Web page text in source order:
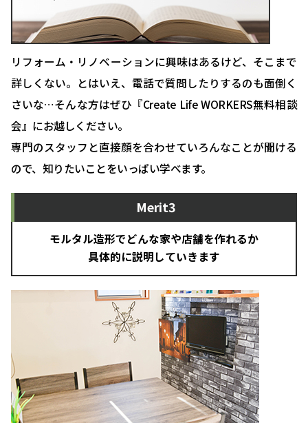
リフォーム・リノベーションに興味はあるけど、そこまで
詳しくない。とはいえ、電話で質問したりするのも面倒く
さいな…そんな方はぜひ『Create Life WORKERS無料相談
会』にお越しください。
専門のスタッフと直接顔を合わせていろんなことが聞ける
ので、知りたいことをいっぱい学べます。
Merit3
モルタル造形でどんな家や店舗を作れるか
具体的に説明していきます